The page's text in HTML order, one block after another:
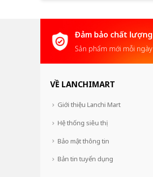
Đảm bảo chất lượng
Sản phẩm mới mỗi ngày
VỀ LANCHIMART
Giới thiệu Lanchi Mart
Hệ thống siêu thị
Bảo mật thông tin
Bản tin tuyển dụng